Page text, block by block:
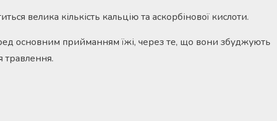
велика кількість кальцію та аскорбінової кислоти.
основним прийманням їжі, через те, що вони збуджують
травлення.